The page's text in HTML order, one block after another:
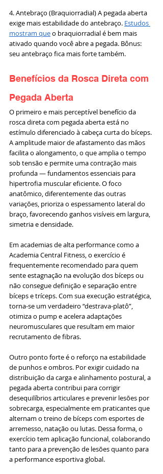
4. Antebraço (Braquiorradial) A pegada aberta
exige mais estabilidade do antebraço. Estudos
mostram que o braquiorradial é bem mais
ativado quando você abre a pegada. Bônus:
seu antebraço fica mais forte também.
Benefícios da Rosca Direta com
Pegada Aberta
O primeiro e mais perceptível benefício da
rosca direta com pegada aberta está no
estímulo diferenciado à cabeça curta do bíceps.
A amplitude maior de afastamento das mãos
facilita o alongamento, o que amplia o tempo
sob tensão e permite uma contração mais
profunda — fundamentos essenciais para
hipertrofia muscular eficiente. O foco
anatômico, diferentemente das outras
variações, prioriza o espessamento lateral do
braço, favorecendo ganhos visíveis em largura,
simetria e densidade.
Em academias de alta performance como a
Academia Central Fitness, o exercício é
frequentemente recomendado para quem
sente estagnação na evolução dos bíceps ou
não consegue definição e separação entre
bíceps e tríceps. Com sua execução estratégica,
torna-se um verdadeiro “destrava-platô”,
otimiza o pump e acelera adaptações
neuromusculares que resultam em maior
recrutamento de fibras.
Outro ponto forte é o reforço na estabilidade
de punhos e ombros. Por exigir cuidado na
distribuição da carga e alinhamento postural, a
pegada aberta contribui para corrigir
desequilíbrios articulares e prevenir lesões por
sobrecarga, especialmente em praticantes que
alternam o treino de bíceps com esportes de
arremesso, natação ou lutas. Dessa forma, o
exercício tem aplicação funcional, colaborando
tanto para a prevenção de lesões quanto para
a performance esportiva global.